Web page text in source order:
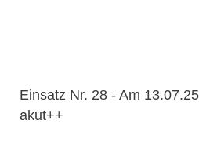
Einsatz Nr. 28 - Am
akut++